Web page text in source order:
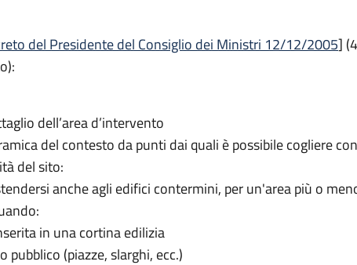
del Presidente del Consiglio dei Ministri 12/12/2005]
dell’area d’intervento
del contesto da punti dai quali è possibile cogliere
del sito:
anche agli edifici contermini, per un'area più o
in una cortina edilizia
(piazze, slarghi, ecc.)